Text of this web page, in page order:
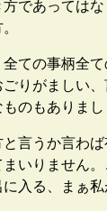
であっては
ての事柄全
りがましい
のもありまし
言うか言わ
いりません
入る、まぁ